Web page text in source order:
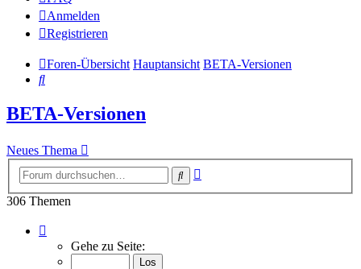
Anmelden
Registrieren
Foren-Übersicht Hauptansicht BETA-Versionen
Suche
BETA-Versionen
Neues Thema
Suche
306 Themen
von
Gehe zu Seite: